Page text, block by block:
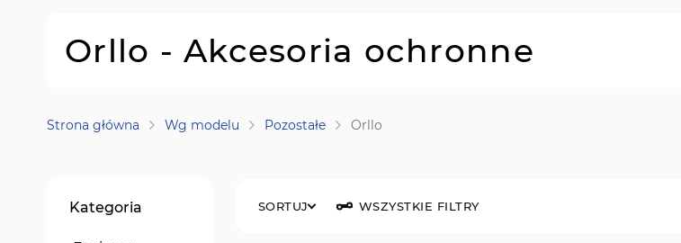
Orllo - Akcesoria ochronne
Strona główna Wg modelu Pozostałe Orllo
WSZYSTKIE FILTRY
SORTUJ
Kategoria